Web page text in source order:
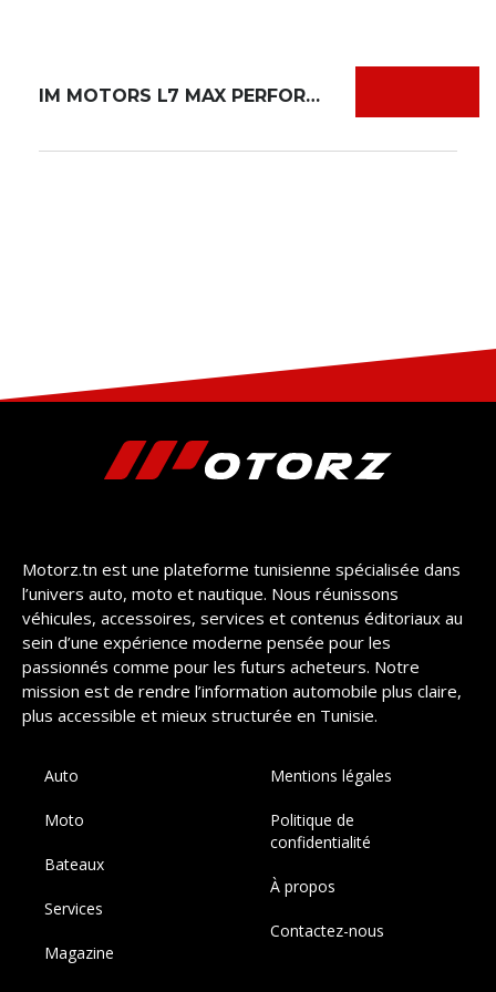
IM MOTORS L7 MAX PERFORMANCE
Motorz.tn est une plateforme tunisienne spécialisée dans
l’univers auto, moto et nautique. Nous réunissons
véhicules, accessoires, services et contenus éditoriaux au
sein d’une expérience moderne pensée pour les
passionnés comme pour les futurs acheteurs. Notre
mission est de rendre l’information automobile plus claire,
plus accessible et mieux structurée en Tunisie.
Auto
Moto
Bateaux
Services
Magazine
Mentions légales
Politique de
confidentialité
À propos
Contactez-nous